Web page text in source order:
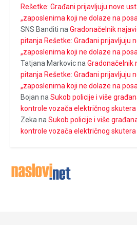
Rešetke: Građani prijavljuju nove
„zaposlenima koji ne dolaze na
SNS Banditi na Gradonačelnik
pitanja Rešetke: Građani prijavljuju
„zaposlenima koji ne dolaze na
Tatjana Markovicna Gradonačelnik
pitanja Rešetke: Građani prijavljuju
„zaposlenima koji ne dolaze na
Bojan na Sukob policije i više
kontrole vozača električnog skutera
Zeka na Sukob policije i više
kontrole vozača električnog skutera